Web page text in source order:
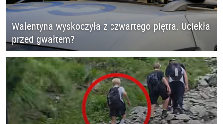
Walentyna wyskoczyła z czwartego piętra. Uciekła
przed gwałtem?